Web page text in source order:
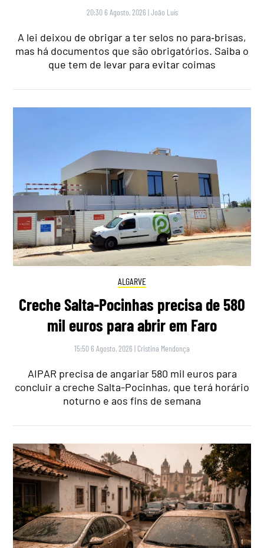
20:30 6 Agosto, 2026 |João Luís
A lei deixou de obrigar a ter selos no para‑brisas,
mas há documentos que são obrigatórios. Saiba o
que tem de levar para evitar coimas
ALGARVE
Creche Salta-Pocinhas precisa de 580
mil euros para abrir em Faro
15:50 6 Agosto, 2026 | Cristina Mendonça
AIPAR precisa de angariar 580 mil euros para
concluir a creche Salta-Pocinhas, que terá horário
noturno e aos fins de semana